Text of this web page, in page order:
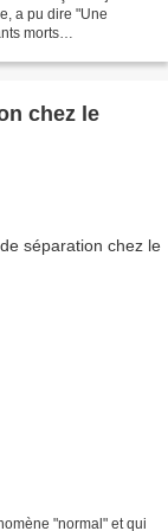
a pu dire "Une
morts
chez le
"normal" et qui